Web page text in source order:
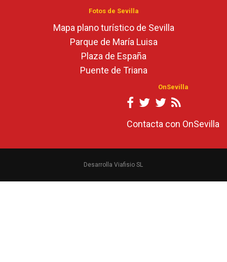
Fotos de Sevilla
Mapa plano turístico de Sevilla
Parque de María Luisa
Plaza de España
Puente de Triana
OnSevilla
Contacta con OnSevilla
Desarrolla Viafisio SL